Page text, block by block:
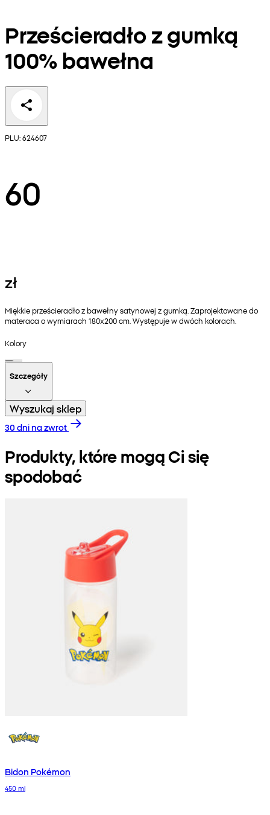
Prześcieradło z gumką
100% bawełna
PLU: 624607
60
zł
Miękkie prześcieradło z bawełny satynowej z gumką. Zaprojektowane do
materaca o wymiarach 180x200 cm. Występuje w dwóch kolorach.
Kolory
Szczegóły
Wyszukaj sklep
30 dni na zwrot
Produkty, które mogą Ci się
spodobać
Bidon Pokémon
450 ml